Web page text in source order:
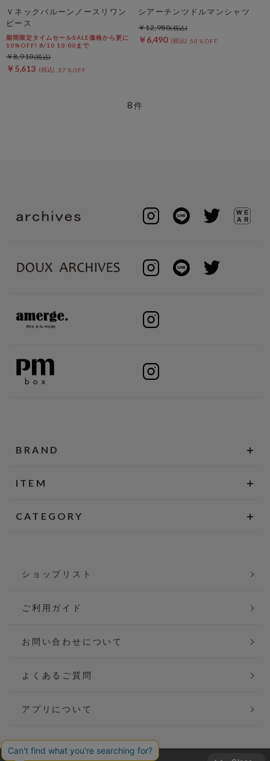
Ｖネックバルーンノースリワン
ピース
期間限定タイムセールSALE価格から更に
10%OFF! 8/10 10:00まで
￥5,613 37％OFF
￥8,910
シアーチンツドルマンシャツ
￥6,490 50％OFF
￥12,980
8件
BRAND
ITEM
CATEGORY
ショップリスト
ご利用ガイド
お問い合わせについて
よくあるご質問
アプリについて